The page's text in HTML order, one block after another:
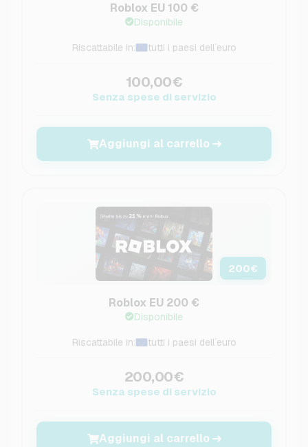
Roblox EU 100 €
Disponibile
Riscattabile in: tutti i paesi dell´euro
100,00€
Senza spese di servizio
Aggiungi al carrello
200€
Roblox EU 200 €
Disponibile
Riscattabile in: tutti i paesi dell´euro
200,00€
Senza spese di servizio
Aggiungi al carrello